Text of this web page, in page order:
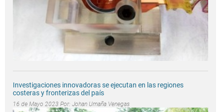
Investigaciones innovadoras se ejecutan en las regiones
costeras y fronterizas del país
16 de Mayo 2023 Por: Johan Umaña Venegas